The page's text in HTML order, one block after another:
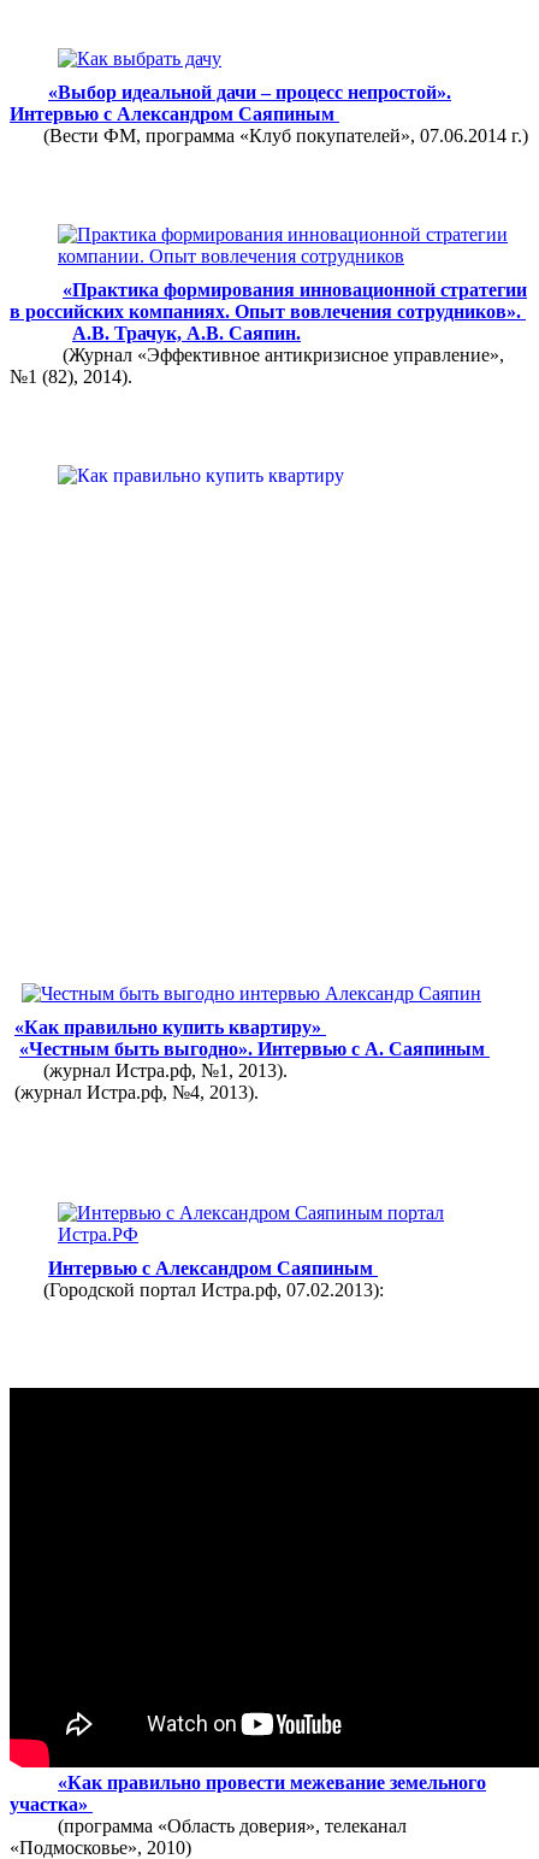
«Выбор идеальной дачи – процесс непростой».
Интервью с Александром Саяпиным
(Вести ФМ, программа «Клуб покупателей», 07.06.2014 г.)
«Практика формирования инновационной стратегии
в российских компаниях. Опыт вовлечения сотрудников».
А.В. Трачук, А.В. Саяпин.
(Журнал «Эффективное антикризисное управление»,
№1 (82), 2014).
«Как правильно купить квартиру»
«Честным быть выгодно». Интервью с А. Саяпиным
(журнал Истра.рф, №1, 2013).
(журнал Истра.рф, №4, 2013).
Интервью с Александром Саяпиным
(Городской портал Истра.рф, 07.02.2013):
«Как правильно провести межевание земельного
участка»
(программа «Область доверия», телеканал
«Подмосковье», 2010)